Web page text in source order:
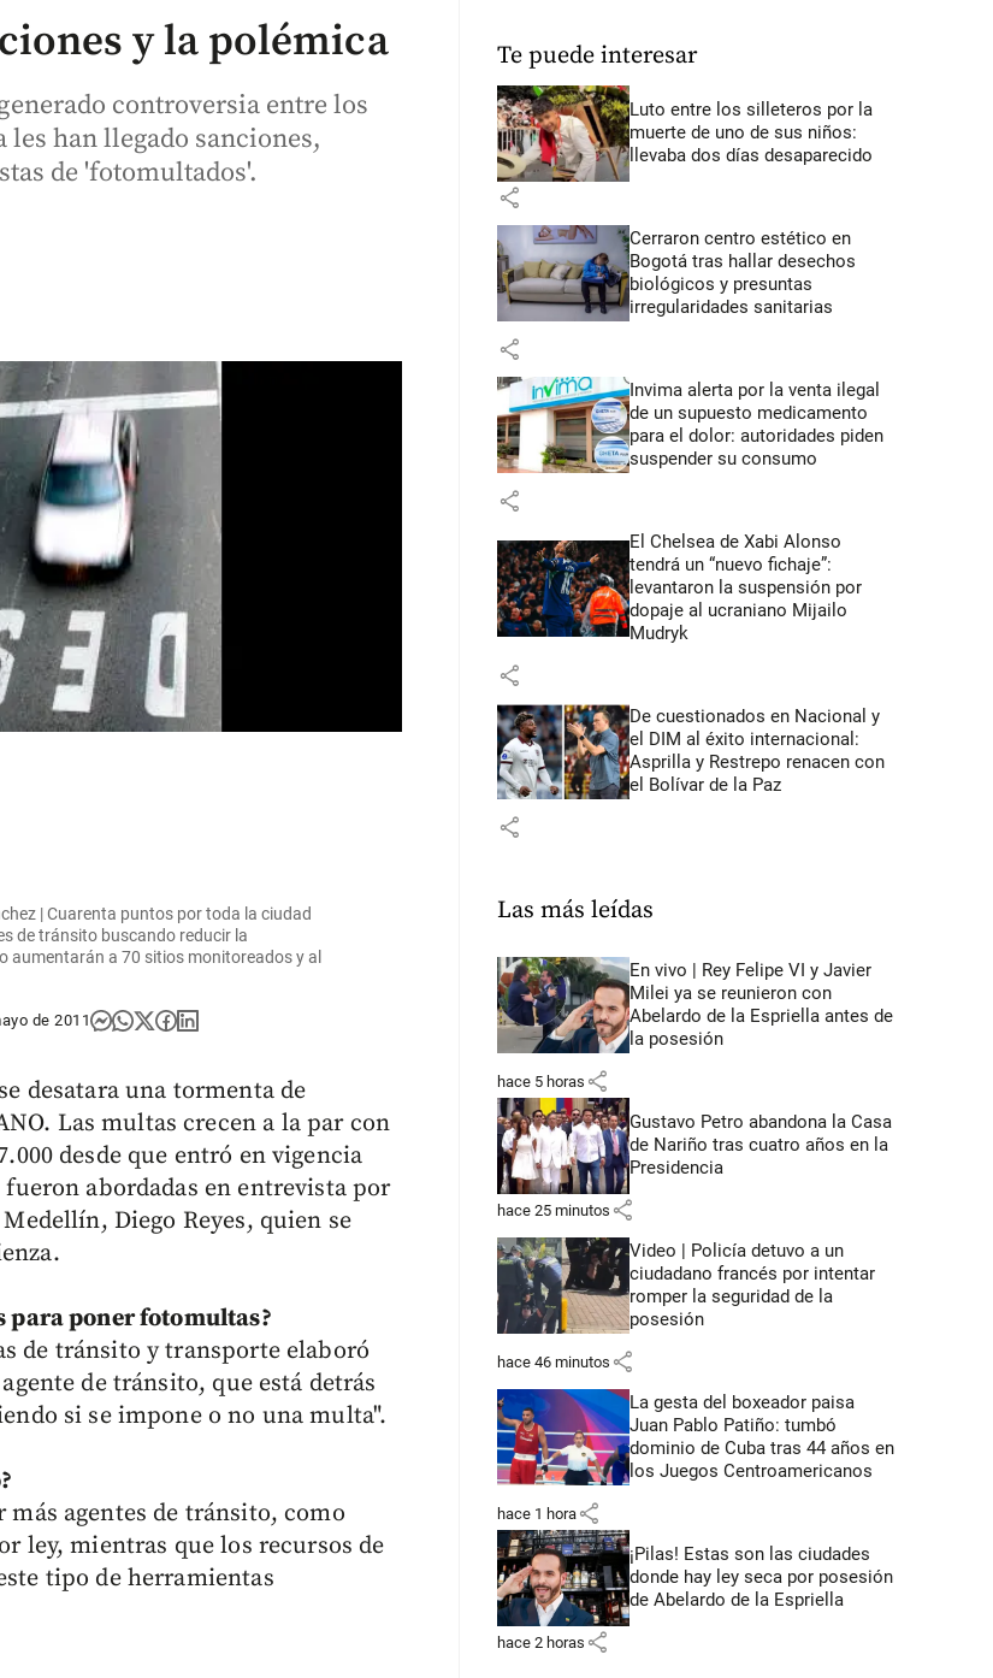
y la polémica
controversia entre los
han llegado sanciones,
de 'fotomultados'.
| Cuarenta puntos por toda la ciudad
de tránsito buscando reducir la
aumentarán a 70 sitios monitoreados y al
de 2011
desatara una tormenta de
Las multas crecen a la par con
desde que entró en vigencia
abordadas en entrevista por
Diego Reyes, quien se
para poner fotomultas?
de tránsito y transporte elaboró
de tránsito, que está detrás
si se impone o no una multa".
agentes de tránsito, como
ley, mientras que los recursos de
tipo de herramientas
Te puede interesar
Luto entre los silleteros por la
muerte de uno de sus niños:
llevaba dos días desaparecido
share
Cerraron centro estético en
Bogotá tras hallar desechos
biológicos y presuntas
irregularidades sanitarias
share
Invima alerta por la venta ilegal
de un supuesto medicamento
para el dolor: autoridades piden
suspender su consumo
share
El Chelsea de Xabi Alonso
tendrá un “nuevo fichaje”:
levantaron la suspensión por
dopaje al ucraniano Mijailo
Mudryk
share
De cuestionados en Nacional y
el DIM al éxito internacional:
Asprilla y Restrepo renacen con
el Bolívar de la Paz
share
Las más leídas
En vivo | Rey Felipe VI y Javier
Milei ya se reunieron con
Abelardo de la Espriella antes de
la posesión
hace 5 horas share
Gustavo Petro abandona la Casa
de Nariño tras cuatro años en la
Presidencia
hace 25 minutos share
Video | Policía detuvo a un
ciudadano francés por intentar
romper la seguridad de la
posesión
hace 46 minutos share
La gesta del boxeador paisa
Juan Pablo Patiño: tumbó
dominio de Cuba tras 44 años en
los Juegos Centroamericanos
hace 1 hora share
¡Pilas! Estas son las ciudades
donde hay ley seca por posesión
de Abelardo de la Espriella
hace 2 horas share